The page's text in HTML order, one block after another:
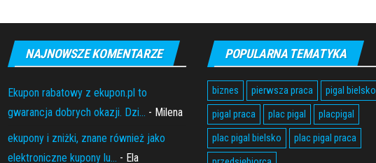
NAJNOWSZE KOMENTARZE
Ekupon rabatowy z ekupon.pl to
gwarancja dobrych okazji. Dzi... - Milena
ekupony i zniżki, znane również jako
elektroniczne kupony lu... - Ela
POPULARNA TEMATYKA
biznes pierwsza praca
pigal bielsko
pigal praca
plac pigal
placpigal
plac pigal bielsko
plac pigal praca